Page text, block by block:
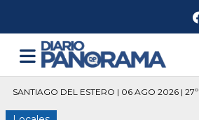
SANTIAGO DEL ESTERO | 06 AGO 2026 | 27º